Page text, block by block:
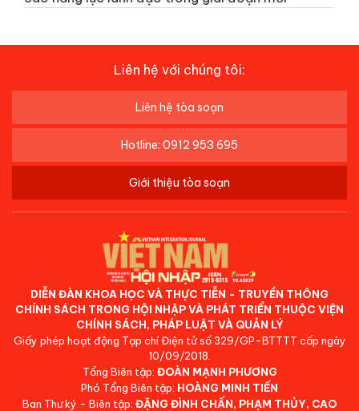
Liên hệ với chúng tôi:
Liên hệ tòa soạn
Hotline: 0912 953 695
Giới thiệu tòa soạn
DIỄN ĐÀN KHOA HỌC VÀ THỰC TIỄN - TRUYỀN THÔNG
CHÍNH SÁCH TRONG HỘI NHẬP VÀ PHÁT TRIỂN THUỘC VIỆN
CHÍNH SÁCH, PHÁP LUẬT VÀ QUẢN LÝ
Giấy phép hoạt động Tạp chí Điện tử số 329/GP-BTTTT cấp ngày
10/09/2018.
Tổng Biên tập: ĐOÀN MẠNH PHƯƠNG
Phó Tổng Biên tập: HOÀNG MINH TIẾN
Ban Thư ký - Biên tập: ĐẶNG ĐÌNH CHẤN, PHẠM THỦY, CAO